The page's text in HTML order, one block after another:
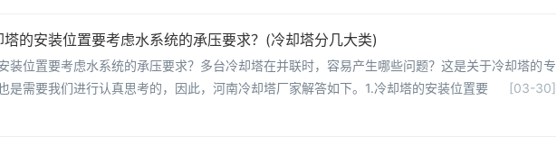
塔的安装位置要考虑水系统的承压要求？(冷却塔分几大类)
装位置要考虑水系统的承压要求？多台冷却塔在并联时，容易产生哪些问题？这是关于冷却塔的专
是需要我们进行认真思考的，因此，河南冷却塔厂家解答如下。1.冷却塔的安装位置要
[03-30]